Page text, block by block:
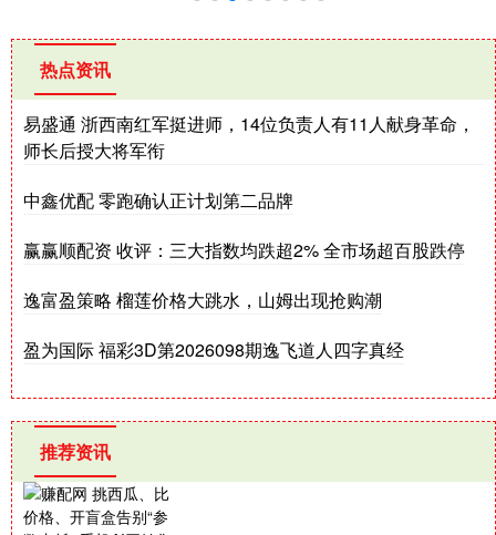
热点资讯
易盛通 浙西南红军挺进师，14位负责人有11人献身革命，
师长后授大将军衔
中鑫优配 零跑确认正计划第二品牌
赢赢顺配资 收评：三大指数均跌超2% 全市场超百股跌停
逸富盈策略 榴莲价格大跳水，山姆出现抢购潮
盈为国际 福彩3D第2026098期逸飞道人四字真经
推荐资讯